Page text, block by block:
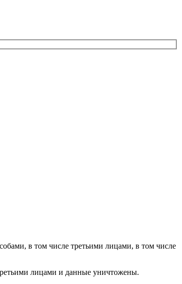
в том числе третьими лицами, в том числе
лицами и данные уничтожены.